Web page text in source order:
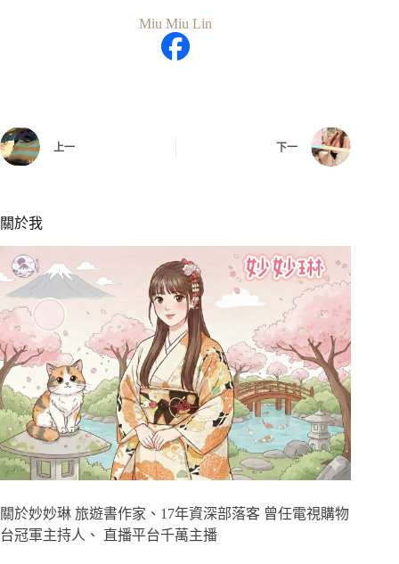
Miu Miu Lin
上一 下一
關於我
關於妙妙琳 旅遊書作家、17年資深部落客 曾任電視購物
台冠軍主持人、 直播平台千萬主播